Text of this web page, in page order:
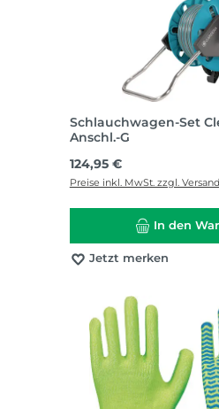
Schlauchwagen-Set
Anschl.-G
Regulärer Preis:
124,95 €
Preise inkl. MwSt. zzgl.
In den
Jetzt merken